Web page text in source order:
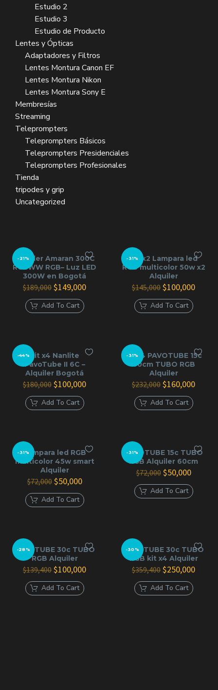
Estudio 2
Estudio 3
Estudio de Producto
Lentes y Ópticas
Adaptadores y Filtros
Lentes Montura Canon EF
Lentes Montura Nikon
Lentes Montura Sony E
Membresías
Streaming
Teleprompters
Teleprompters Básicos
Teleprompters Presidenciales
Teleprompters Profesionales
Tienda
tripodes y grip
Uncategorized
-21%
Alquiler Amaran 300C
RGBWW RGB– Luz LED
300W en Bogotá
$189,000 El
precio
original
era:
$149,000El
Add To Cart
-31%
Kit x2 Lampara led
RGB multicolor 50w x2
Alquiler
$145,000 El
precio
original
era:
$100,000El
Add To Cart
-44%
Kit x4 Nanlite
PavoTube II 6C –
Alquiler Bogotá
$180,000 El
precio
original
era:
$100,000El
Add To Cart
-31%
kit x4 PAVOTUBE 15c
60cm TUBO RGB
Alquiler
$232,000 El
precio
original
era:
$160,000El
Add To Cart
-31%Lampara led RGB
multicolor 45w smart
Alquiler
$72,000 El
precio
original
era:
$50,000El
actual
es:
Add To Cart
-31%
PAVOTUBE 15c TUBO
RGB Alquiler 60cm
$72,000 El
precio
original
era:
$50,000El
actual
es:
Add To Cart
-28%
PAVOTUBE 30c TUBO
RGB Alquiler
$139,400 El
precio
original
era:
$100,000El
Add To Cart
-30%
PAVOTUBE 30c TUBO
RGB kit x4 Alquiler
$359,400 El
precio
original
era:
$250,000El
Add To Cart